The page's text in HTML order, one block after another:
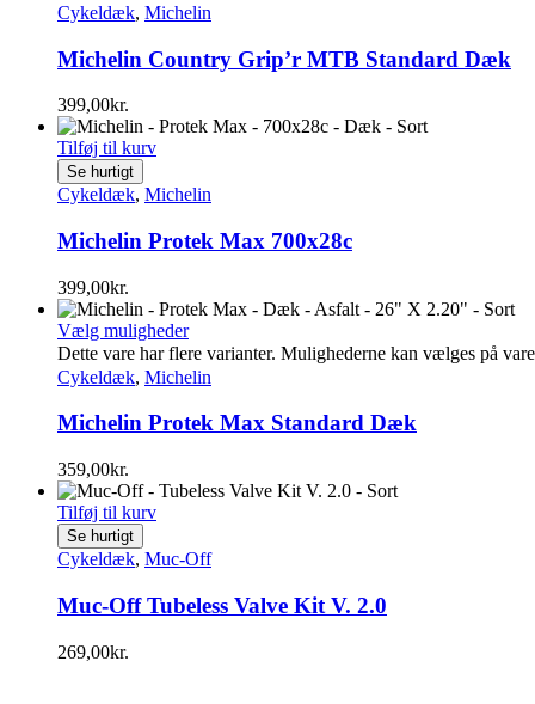
Cykeldæk, Michelin
Michelin Country Grip’r MTB Standard Dæk
399,00kr.
Tilføj til kurv
Se hurtigt
Cykeldæk, Michelin
Michelin Protek Max 700x28c
399,00kr.
Vælg muligheder
Dette vare har flere varianter. Mulighederne kan vælges på
Cykeldæk, Michelin
Michelin Protek Max Standard Dæk
359,00kr.
Tilføj til kurv
Se hurtigt
Cykeldæk, Muc-Off
Muc-Off Tubeless Valve Kit V. 2.0
269,00kr.